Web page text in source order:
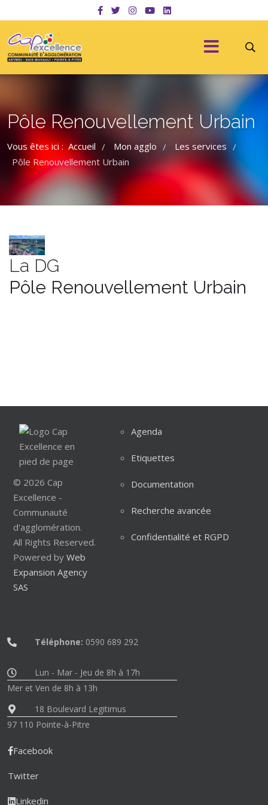
Pôle Renouvellement Urbain
Vous êtes ici :Accueil / Mon agglo / Les services /
Pôle Renouvellement Urbain
La DG
Pôle Renouvellement Urbain
© 2026 Cap
Excellence -
Communauté
d'agglomération.
All Rights Reserved.
Powered by Web
Expansion Agency
SAS
Agenda
Etiquettes
Documentation
Recherche avancée
Confidentialité et RGPD
Téléphone: 0590 689 292
Lun - Mar - Jeu de 8h à 17h
Mer et Ven de 8h à 13h
18 Boulevard Legitimus
97 110 Pointe-à-Pitre
Facebook
Twitter
Linkedin